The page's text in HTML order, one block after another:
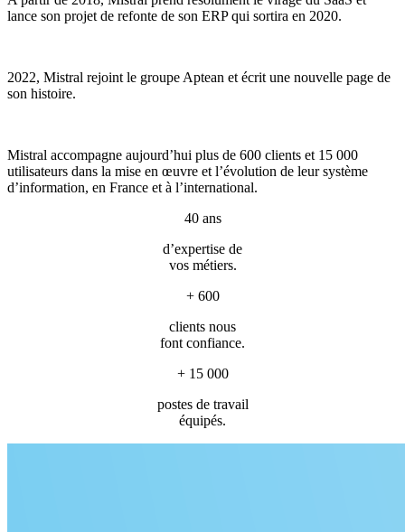
lance son projet de refonte de son ERP qui sortira en 2020.
2022, Mistral rejoint le groupe Aptean et écrit une nouvelle page de
son histoire.
Mistral accompagne aujourd’hui plus de 600 clients et 15 000
utilisateurs dans la mise en œuvre et l’évolution de leur système
d’information, en France et à l’international.
40 ans
d’expertise de
vos métiers.
+ 600
clients nous
font confiance.
+ 15 000
postes de travail
équipés.